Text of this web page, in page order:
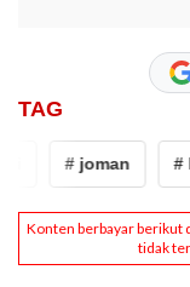
TAG
# joman #